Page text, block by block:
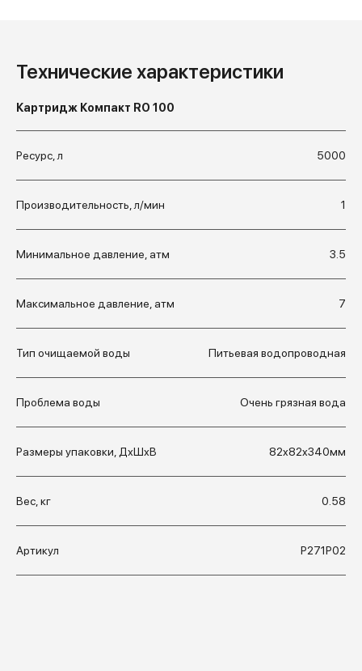
Технические характеристики
Картридж Компакт RO 100
Ресурс, л 5000
Производительность, л/мин 1
Минимальное давление, атм 3.5
Максимальное давление, атм 7
Тип очищаемой воды Питьевая водопроводная
Проблема воды Очень грязная вода
Размеры упаковки, ДхШхВ 82x82x340мм
Вес, кг 0.58
Артикул Р271Р02